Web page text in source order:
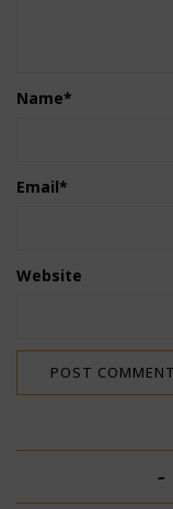
Name*
Email*
Website